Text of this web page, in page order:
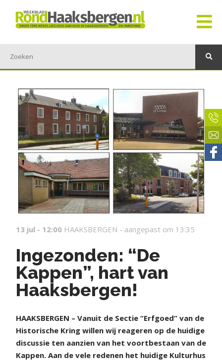
13 jul - 12:00 HAAKSBERGEN - aangepast om 13:35
Ingezonden: “De
Kappen”, hart van
Haaksbergen!
HAAKSBERGEN – Vanuit de Sectie “Erfgoed” van de
Historische Kring willen wij reageren op de huidige
discussie ten aanzien van het voortbestaan van de
Kappen. Aan de vele redenen het huidige Kulturhus